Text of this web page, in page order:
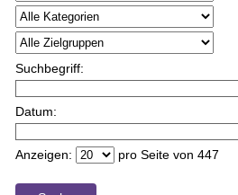
Suchbegriff:
Datum:
Anzeigen: pro Seite von 447